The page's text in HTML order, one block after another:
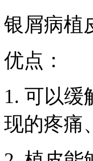
银屑病植
优点：
1. 可以缓
现的疼痛